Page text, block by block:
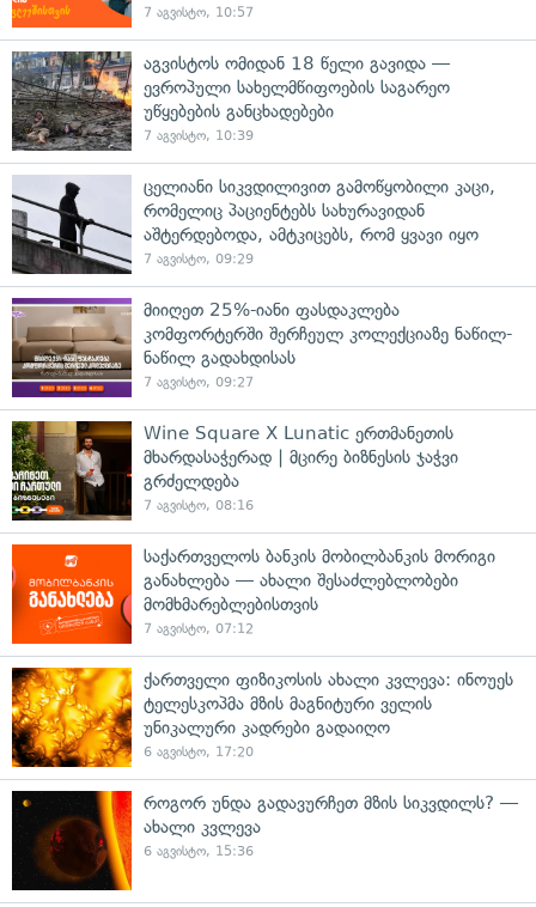
7 აგვისტო, 10:57
აგვისტოს ომიდან 18 წელი გავიდა —
ევროპული სახელმწიფოების საგარეო
უწყებების განცხადებები
7 აგვისტო, 10:39
ცელიანი სიკვდილივით გამოწყობილი კაცი,
რომელიც პაციენტებს სახურავიდან
აშტერდებოდა, ამტკიცებს, რომ ყვავი იყო
7 აგვისტო, 09:29
მიიღეთ 25%-იანი ფასდაკლება
კომფორტერში შერჩეულ კოლექციაზე ნაწილ-
ნაწილ გადახდისას
7 აგვისტო, 09:27
Wine Square X Lunatic ერთმანეთის
მხარდასაჭერად | მცირე ბიზნესის ჯაჭვი
გრძელდება
7 აგვისტო, 08:16
საქართველოს ბანკის მობილბანკის მორიგი
განახლება — ახალი შესაძლებლობები
მომხმარებლებისთვის
7 აგვისტო, 07:12
ქართველი ფიზიკოსის ახალი კვლევა: ინოუეს
ტელესკოპმა მზის მაგნიტური ველის
უნიკალური კადრები გადაიღო
6 აგვისტო, 17:20
როგორ უნდა გადავურჩეთ მზის სიკვდილს? —
ახალი კვლევა
6 აგვისტო, 15:36